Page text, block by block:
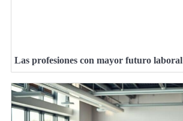
Las profesiones con mayor futuro laboral